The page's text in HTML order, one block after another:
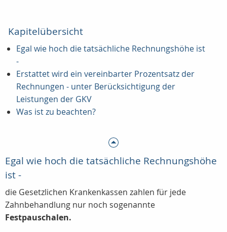
Kapitelübersicht
Egal wie hoch die tatsächliche Rechnungshöhe ist
-
Erstattet wird ein vereinbarter Prozentsatz der
Rechnungen - unter Berücksichtigung der
Leistungen der GKV
Was ist zu beachten?
Egal wie hoch die tatsächliche Rechnungshöhe
ist -
die Gesetzlichen Krankenkassen zahlen für jede
Zahnbehandlung nur noch sogenannte
Festpauschalen.